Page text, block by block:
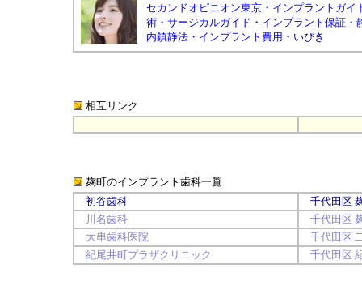
セカンドオピニオン東京 ・ インプラントガイ
術 ・ サージカルガイド ・ インプラント保証 ・
内鎮静法 ・ インプラント費用 ・ いびき
相互リンク
麹町のインプラント歯科一覧
初谷歯科
千代田区
川名歯科
千代田区
大串歯科医院
千代田区
紀尾井町プラザクリニック
千代田区